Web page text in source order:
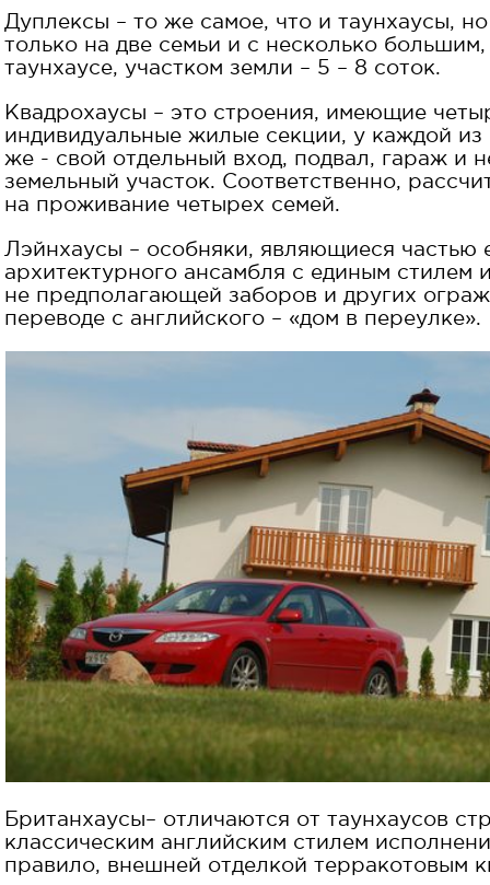
Дуплексы – то же самое, что и таунхаусы,
только на две семьи и с несколько
таунхаусе, участком земли – 5 – 8 соток.
Квадрохаусы – это строения, имеющие
индивидуальные жилые секции, у каждой из
же - свой отдельный вход, подвал, гараж и
земельный участок. Соответственно,
на проживание четырех семей.
Лэйнхаусы – особняки, являющиеся частью
архитектурного ансамбля с единым стилем
не предполагающей заборов и других
переводе с английского – «дом в переулке».
Британхаусы– отличаются от таунхаусов
классическим английским стилем
правило, внешней отделкой терракотовым